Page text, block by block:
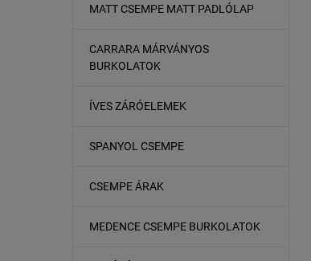
MATT CSEMPE MATT PADLÓLAP
CARRARA MÁRVÁNYOS
BURKOLATOK
ÍVES ZÁRÓELEMEK
SPANYOL CSEMPE
CSEMPE ÁRAK
MEDENCE CSEMPE BURKOLATOK